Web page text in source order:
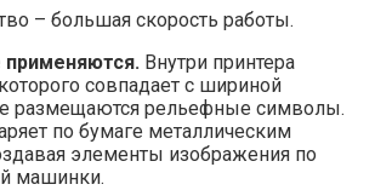
– большая скорость работы.
Внутри принтера
совпадает с шириной
размещаются рельефные символы.
по бумаге металлическим
элементы изображения по
машинки.